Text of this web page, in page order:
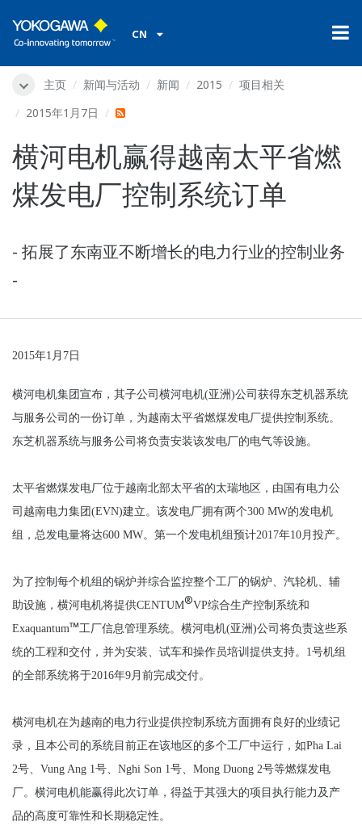
CN
主页 新闻与活动 新闻 2015
项目相关
2015年1月7日
横河电机赢得越南太平省燃
煤发电厂控制系统订单
- 拓展了东南亚不断增长的电力行业的控制业务
-
2015年1月7日
横河电机集团宣布，其子公司横河电机(亚洲)公司获得东芝机器系统
与服务公司的一份订单，为越南太平省燃煤发电厂提供控制系统。
东芝机器系统与服务公司将负责安装该发电厂的电气等设施。
太平省燃煤发电厂位于越南北部太平省的太瑞地区，由国有电力公
司越南电力集团(EVN)建立。该发电厂拥有两个300 MW的发电机
组，总发电量将达600 MW。第一个发电机组预计2017年10月投产。
为了控制每个机组的锅炉并综合监控整个工厂的锅炉、汽轮机、辅
助设施，横河电机将提供CENTUM®VP综合生产控制系统和
Exaquantum™工厂信息管理系统。横河电机(亚洲)公司将负责这些系
统的工程和交付，并为安装、试车和操作员培训提供支持。1号机组
的全部系统将于2016年9月前完成交付。
横河电机在为越南的电力行业提供控制系统方面拥有良好的业绩记
录，且本公司的系统目前正在该地区的多个工厂中运行，如Pha Lai
2号、Vung Ang 1号、Nghi Son 1号、Mong Duong 2号等燃煤发电
厂。横河电机能赢得此次订单，得益于其强大的项目执行能力及产
品的高度可靠性和长期稳定性。